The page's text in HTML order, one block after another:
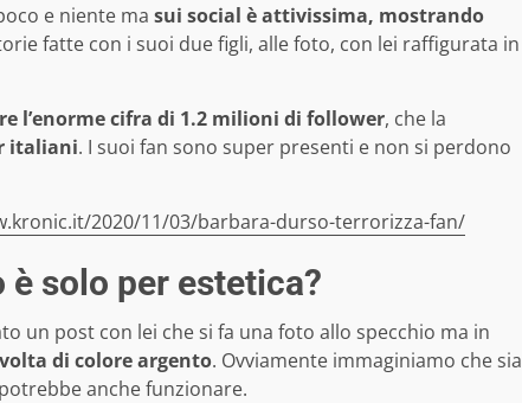
e niente ma sui social è attivissima, mostrando
fatte con i suoi due figli, alle foto, con lei raffigurata in
l’enorme cifra di 1.2 milioni di follower, che la
italiani. I suoi fan sono super presenti e non si perdono
2020/11/03/barbara-durso-terrorizza-fan/
solo per estetica?
un post con lei che si fa una foto allo specchio ma in
di colore argento. Ovviamente immaginiamo che sia
anche funzionare.